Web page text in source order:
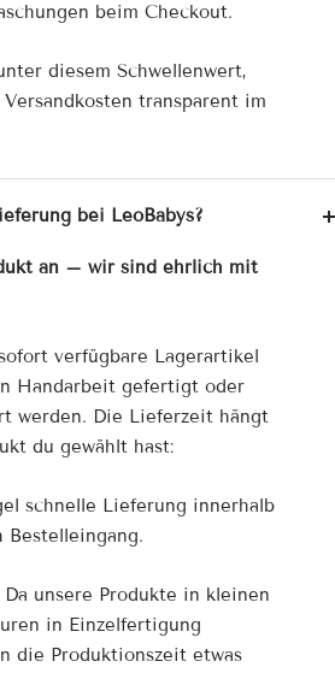
beim Checkout.
diesem Schwellenwert,
transparent im
bei LeoBabys?
an – wir sind ehrlich mit
verfügbare Lagerartikel
Handarbeit gefertigt oder
werden. Die Lieferzeit hängt
du gewählt hast:
schnelle Lieferung innerhalb
Bestelleingang.
Da unsere Produkte in kleinen
in Einzelfertigung
die Produktionszeit etwas